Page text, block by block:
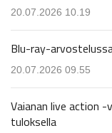
20.07.2026 10.19
Blu-ray-
20.07.2026 09.55
Vaianan live action
tuloksella